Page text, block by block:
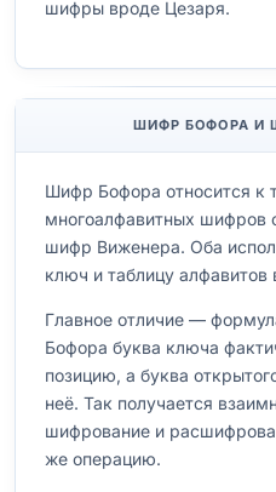
шифры вроде Цезаря.
ШИФР БОФОРА И
Шифр Бофора относится к
многоалфавитных шифров
шифр Виженера. Оба
ключ и таблицу алфавитов
Главное отличие —
Бофора буква ключа
позицию, а буква
неё. Так получается
шифрование и
же операцию.